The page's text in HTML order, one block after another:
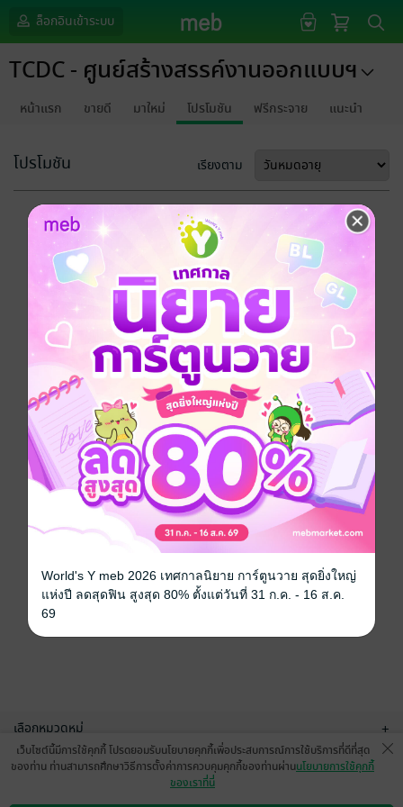
ล็อกอินเข้าระบบ
TCDC - ศูนย์สร้างสรรค์งานออกแบบฯ
หน้าแรก ขายดี มาใหม่ โปรโมชัน ฟรีกระจาย แนะนำ
โปรโมชัน เรียงตาม
ขออภัยด้วยนะคะ
ไม่พบข้อมูลในหัวข้อที่คุณกำลังชมค่ะ
เลือกหมวดหมู่ +
บริการช่วยเหลือ
เว็บไซต์นี้มีการใช้คุกกี้ โปรดยอมรับนโยบายคุกกี้เพื่อประสบการณ์การใช้บริการที่ดีที่สุด
ของท่าน ท่านสามารถศึกษาวิธีการตั้งค่าการควบคุมคุกกี้ของท่านผ่านนโยบายการใช้คุกกี้
ของเราที่นี่
World's Y meb 2026 เทศกาลนิยาย การ์ตูนวาย สุดยิ่งใหญ่
แห่งปี ลดสุดฟิน สูงสุด 80% ตั้งแต่วันที่ 31 ก.ค. - 16 ส.ค.
69